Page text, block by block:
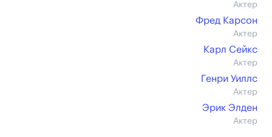
Актер
Фред Карсон
Актер
Карл Сейкс
Актер
Генри Уиллс
Актер
Эрик Элден
Актер